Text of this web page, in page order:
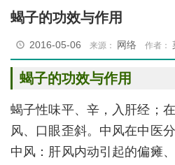
蝎子的功效与作用
2016-05-06 来源： 网络 作者：
蝎子的功效与作用
蝎子性味平、辛，入肝经；
风、口眼歪斜。中风在中医
中风：肝风内动引起的偏瘫